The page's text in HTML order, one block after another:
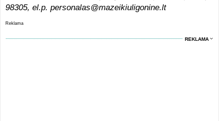
98305, el.p. personalas@mazeikiuligonine.lt
Reklama
REKLAMA